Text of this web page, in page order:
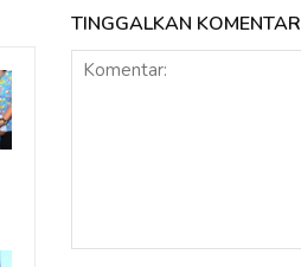
TINGGALKAN KOMENTAR